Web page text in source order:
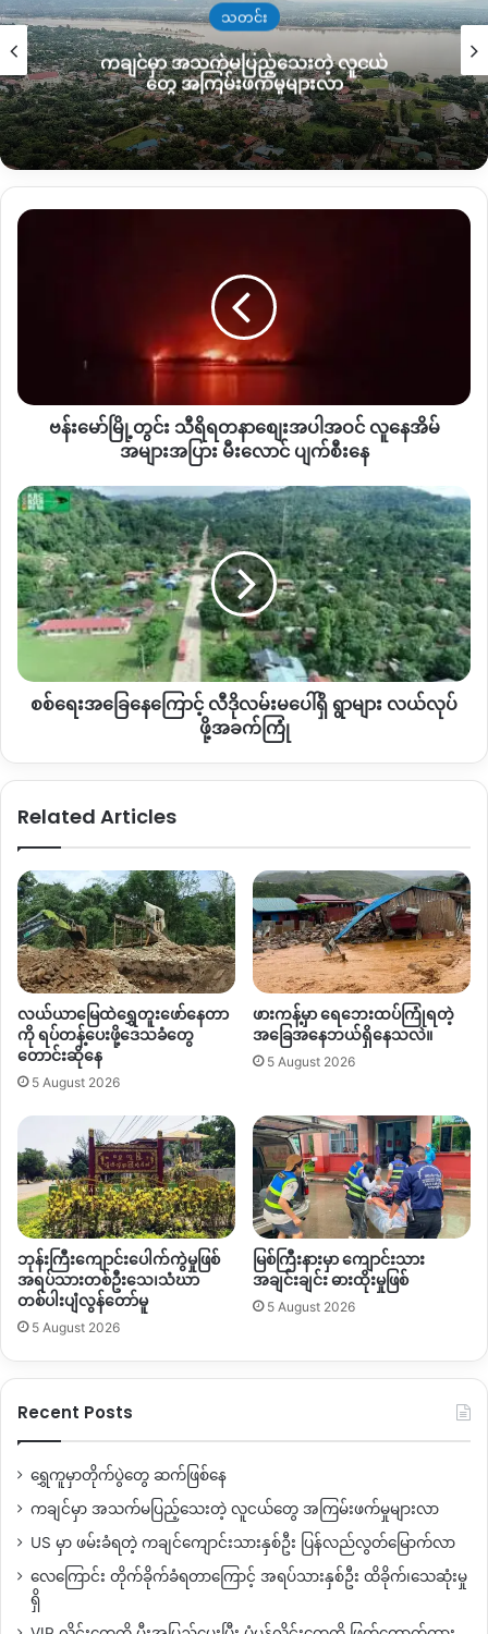
အတွက် ခုလိုအိမ်ခြေယာမဲ့ဘဝနဲ့ သေဆုံးတာ မကြာခနဖြစ်လာတယ်
လို့ မြို့ခံပတွေ ပြောပါတယ်။
ဒါ့အပြင် ဖုန်းနဲ့ အင်တာနက်လိုင်း အရင်လိုနေရာတိုင်းမှာ မရတဲ့
အတွက် ဖြစ်ပျက်နေတဲ့ အရာတွေကို အချိန်နဲ့တပြေးညီ သိရှိနိုင်ဖို့
ခက်ခဲလာပြီး ပိုင်ရှင်မဲ့ ရုပ်အလောင်းလည်း ပိုများလာတယ်လို့ လူမှု
ကယ်ဆယ်ရေး အသင်းတွေက သုံးသပ်ပြောဆိုပါတယ်။
By – Hope
သတင်း
ကချင်မှာ အသက်မပြည့်သေးတဲ့ လူငယ်
တွေ အကြမ်းဖက်မှုများလာ
ဗန်း
အပါအဝင် လူ
နေအိမ်
မီးလောင် ပျက်စီး
နေ
ဗန်းမော်မြို့တွင်း သီရိရတနာစျေးအပါအဝင် လူနေအိမ်
အများအပြား မီးလောင် ပျက်စီးနေ
စစ်
ရေး
အခြေ
နေ
ကြောင့်
လီ
ဒို
ပေါ်
အခက်
စစ်ရေးအခြေနေကြောင့် လီဒိုလမ်းမပေါ်ရှိ ရွာများ လယ်လုပ်
ဖို့အခက်ကြုံ
Related Articles
လယ်ယာမြေထဲရွှေတူးဖော်နေတာ
ကို ရပ်တန့်ပေးဖို့ဒေသခံတွေ
တောင်းဆိုနေ
5 August 2026
ဖားကန့်မှာ ရေဘေးထပ်ကြုံရတဲ့
အခြေအနေဘယ်ရှိနေသလဲ။
5 August 2026
ဘုန်းကြီးကျောင်းပေါက်ကွဲမှုဖြစ်
အရပ်သားတစ်ဦးသေ၊သံဃာ
တစ်ပါးပျံလွန်တော်မူ
5 August 2026
မြစ်ကြီးနားမှာ ကျောင်းသား
အချင်းချင်း ဓားထိုးမှုဖြစ်
5 August 2026
Recent Posts
ရွှေကူမှာတိုက်ပွဲတွေ ဆက်ဖြစ်နေ
ကချင်မှာ အသက်မပြည့်သေးတဲ့ လူငယ်တွေ အကြမ်းဖက်မှုများလာ
US မှာ ဖမ်းခံရတဲ့ ကချင်ကျောင်းသားနှစ်ဦး ပြန်လည်လွတ်မြောက်လာ
လေကြောင်း တိုက်ခိုက်ခံရတာကြောင့် အရပ်သားနှစ်ဦး ထိခိုက်၊သေဆုံးမှု
ရှိ